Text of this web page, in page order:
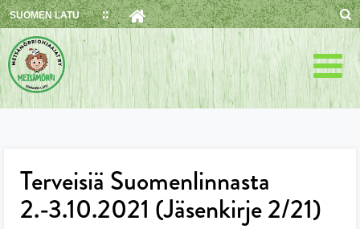
Skip
to
content
SUOMEN LATU
Terveisiä Suomenlinnasta
2.-3.10.2021 (Jäsenkirje 2/21)